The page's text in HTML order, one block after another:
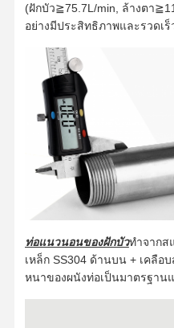
(ฝักบัว≧75.7L/min, ล้างตา
อย่างมีประสิทธิภาพและรวดเร็
ท่อแนวนอนของฝักบัวทำจากส
เหล็ก SS304 ด้านบน + เคลือ
หนาของผนังท่อเป็นมาตรฐาน